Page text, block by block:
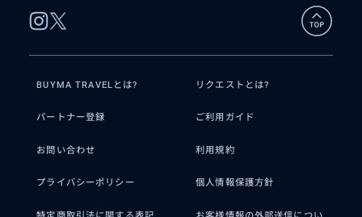
BUYMA TRAVELとは? リクエストとは?
パートナー登録 ご利用ガイド
お問い合わせ 利用規約
プライバシーポリシー 個人情報保護方針